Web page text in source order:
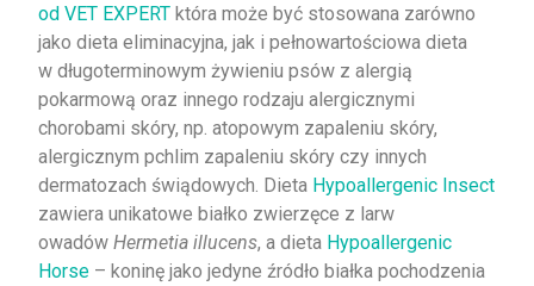
od VET EXPERT która może być stosowana zarówno
jako dieta eliminacyjna, jak i pełnowartościowa dieta
w długoterminowym żywieniu psów z alergią
pokarmową oraz innego rodzaju alergicznymi
chorobami skóry, np. atopowym zapaleniu skóry,
alergicznym pchlim zapaleniu skóry czy innych
dermatozach świądowych. Dieta Hypoallergenic Insect
zawiera unikatowe białko zwierzęce z larw
owadów Hermetia illucens, a dieta Hypoallergenic
Horse – koninę jako jedyne źródło białka pochodzenia